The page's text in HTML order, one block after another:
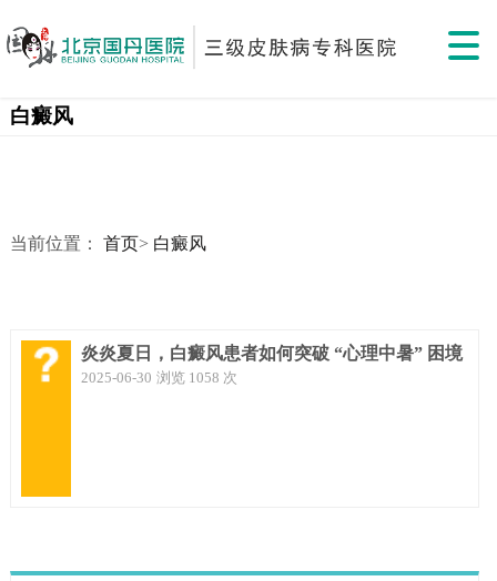
白癜风
当前位置： 首页> 白癜风
炎炎夏日，白癜风患者如何突破 “心理中暑” 困境
2025-06-30 浏览 1058 次